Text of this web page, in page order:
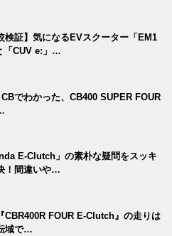
検証】気になるEVスクーター「EM1
「CUV e:」…
CBでわかった、CB400 SUPER FOUR
E-Clutch」の素朴な疑問をスッキ
！間違いや…
CBR400R FOUR E-Clutch』の走りは
域で…